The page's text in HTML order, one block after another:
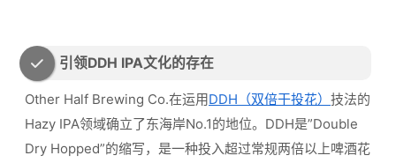
引领DDH IPA文化的存在
Other Half Brewing Co.在运用DDH（双倍干投花） 技法的
Hazy IPA领域确立了东海岸No.1的地位。DDH是”Double
Dry Hopped”的缩写，是一种投入超过常规两倍以上啤酒花